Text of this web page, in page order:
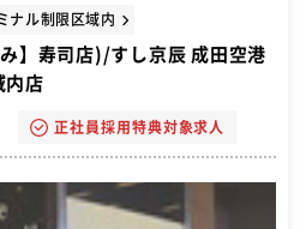
ナル制限区域内
】寿司店)/すし京辰 成田空港
内店
正社員採用特典対象求人